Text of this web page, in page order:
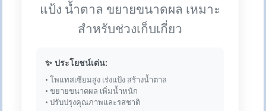
แป้ง น้ำตาล ขยายขนาดผล เหมาะ
สำหรับช่วงเก็บเกี่ยว
✨ ประโยชน์เด่น:
• โพแทสเซียมสูง เร่งแป้ง สร้างน้ำตาล
• ขยายขนาดผล เพิ่มน้ำหนัก
• ปรับปรุงคุณภาพและรสชาติ